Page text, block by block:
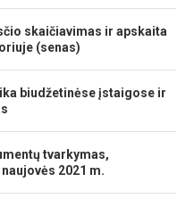
skaičiavimas ir apskaita
(senas)
biudžetinėse įstaigose ir
tvarkymas,
2021 m.